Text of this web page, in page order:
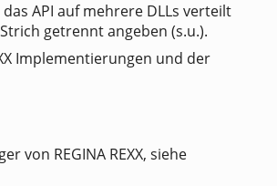
das API auf mehrere DLLs verteilt
getrennt angeben (s.u.).
Implementierungen und der
von REGINA REXX, siehe